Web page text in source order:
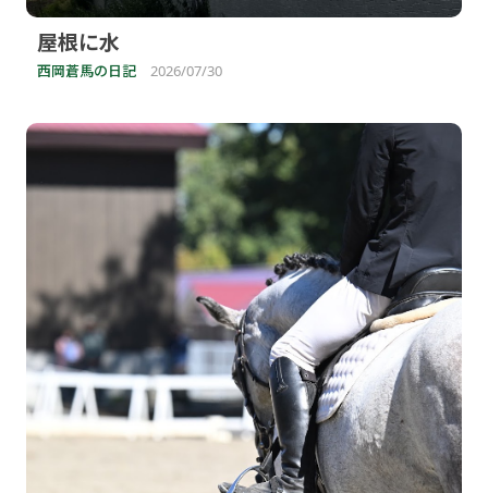
屋根に水
西岡蒼馬の日記 2026/07/30